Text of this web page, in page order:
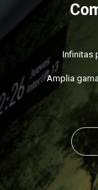
Infinitas
Amplia